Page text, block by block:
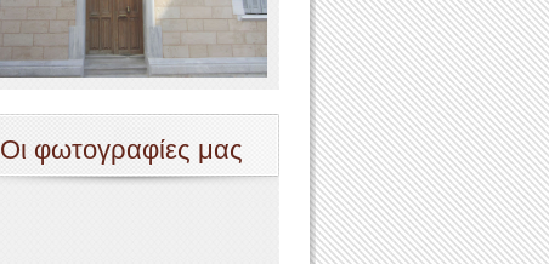
Οι φωτογραφίες μας